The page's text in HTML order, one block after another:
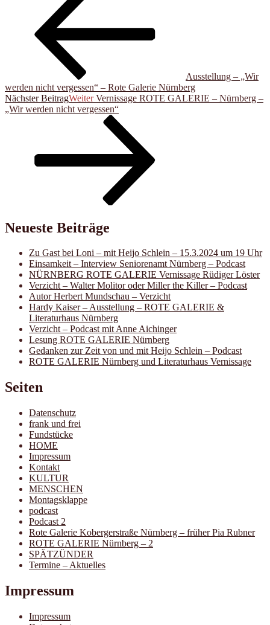
Ausstellung – „Wir
werden nicht vergessen“ – Rote Galerie Nürnberg
Nächster BeitragWeiter Vernissage ROTE GALERIE – Nürnberg –
„Wir werden nicht vergessen“
Neueste Beiträge
Zu Gast bei Loni – mit Heijo Schlein – 15.3.2024 um 19 Uhr
Einsamkeit – Interview Seniorenamt Nürnberg – Podcast
NÜRNBERG ROTE GALERIE Vernissage Rüdiger Löster
Verzicht – Walter Molitor oder Miller the Killer – Podcast
Autor Herbert Mundschau – Verzicht
Hardy Kaiser – Ausstellung – ROTE GALERIE &
Literaturhaus Nürnberg
Verzicht – Podcast mit Anne Aichinger
Lesung ROTE GALERIE Nürnberg
Gedanken zur Zeit von und mit Heijo Schlein – Podcast
ROTE GALERIE Nürnberg und Literaturhaus Vernissage
Seiten
Datenschutz
frank und frei
Fundstücke
HOME
Impressum
Kontakt
KULTUR
MENSCHEN
Montagsklappe
podcast
Podcast 2
Rote Galerie Kobergerstraße Nürnberg – früher Pia Rubner
ROTE GALERIE Nürnberg – 2
SPÄTZÜNDER
Termine – Aktuelles
Impressum
Impressum